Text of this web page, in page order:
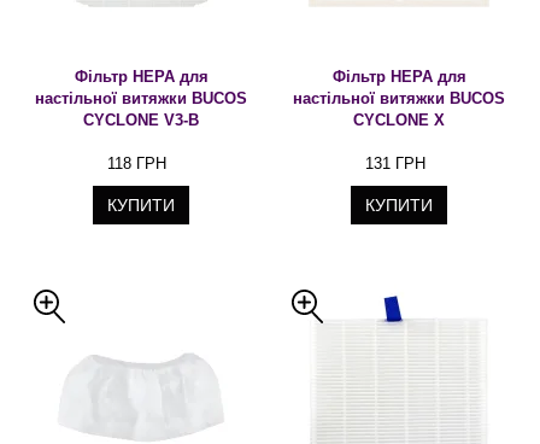
Фільтр HEPA для
настільної витяжки BUCOS
CYCLONE V3-В
118 ГРН
КУПИТИ
Фільтр HEPA для
настільної витяжки BUCOS
CYCLONE Х
131 ГРН
КУПИТИ